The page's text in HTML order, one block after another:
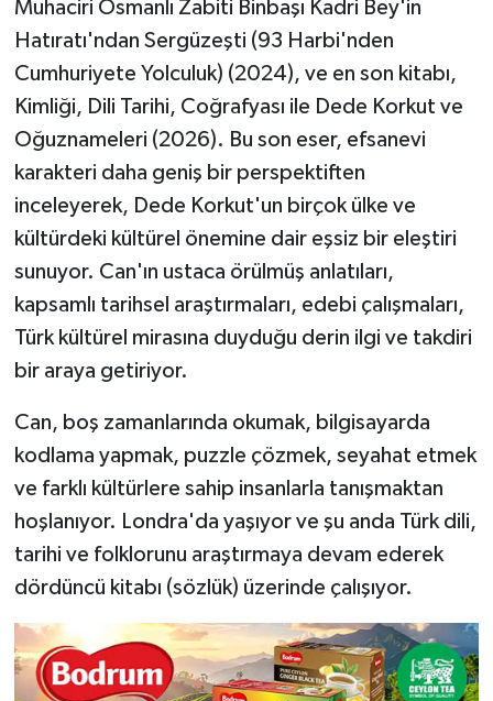
Muhaciri Osmanlı Zabiti Binbaşı Kadri Bey'in
Hatıratı'ndan Sergüzeşti (93 Harbi'nden
Cumhuriyete Yolculuk) (2024), ve en son kitabı,
Kimliği, Dili Tarihi, Coğrafyası ile Dede Korkut ve
Oğuznameleri (2026). Bu son eser, efsanevi
karakteri daha geniş bir perspektiften
inceleyerek, Dede Korkut'un birçok ülke ve
kültürdeki kültürel önemine dair eşsiz bir eleştiri
sunuyor. Can'ın ustaca örülmüş anlatıları,
kapsamlı tarihsel araştırmaları, edebi çalışmaları,
Türk kültürel mirasına duyduğu derin ilgi ve takdiri
bir araya getiriyor.
Can, boş zamanlarında okumak, bilgisayarda
kodlama yapmak, puzzle çözmek, seyahat etmek
ve farklı kültürlere sahip insanlarla tanışmaktan
hoşlanıyor. Londra'da yaşıyor ve şu anda Türk dili,
tarihi ve folklorunu araştırmaya devam ederek
dördüncü kitabı (sözlük) üzerinde çalışıyor.